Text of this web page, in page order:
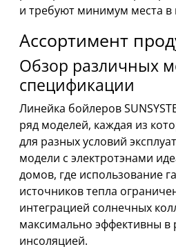
и требуют минимум места
Ассортимент
Обзор различных
спецификации
Линейка бойлеров
ряд моделей, каждая из
для разных условий
модели с электротэнами
домов, где использование
источников тепла
интеграцией солнечных
максимально эффективны в
инсоляцией.